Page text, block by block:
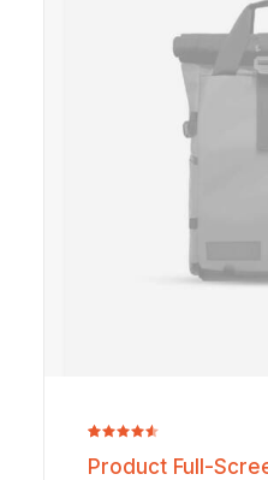
4.50sur
Product Full-